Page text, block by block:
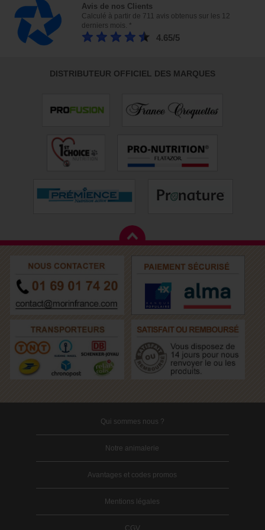
Avis de nos Clients
Calculé à partir de 711 avis obtenus sur les 12
derniers mois. *
4.65/5
DISTRIBUTEUR OFFICIEL DES MARQUES
Qui sommes nous ?
Notre animalerie
Avantages et codes promos
Mentions légales
CGV